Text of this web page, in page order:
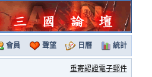
會員 聲望 日曆 統計
重寄認證電子郵件